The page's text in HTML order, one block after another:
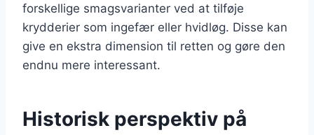
forskellige smagsvarianter ved at tilføje
krydderier som ingefær eller hvidløg. Disse kan
give en ekstra dimension til retten og gøre den
endnu mere interessant.
Historisk perspektiv på